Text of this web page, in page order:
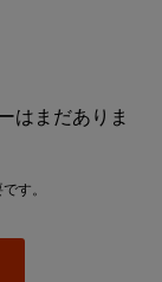
はまだありま
す。